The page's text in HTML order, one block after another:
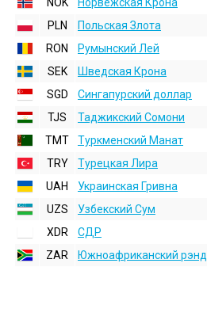
PLN
Польская Злота
RON
Румынский Лей
SEK
Шведская Крона
SGD
Сингапурский доллар
TJS
Таджикский Сомони
TMT
Туркменский Манат
TRY
Турецкая Лира
UAH
Украинская Гривна
UZS
Узбекский Сум
XDR
СДР
ZAR
Южноафриканский рэнд